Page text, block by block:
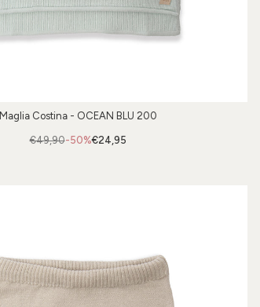
Maglia Costina - OCEAN BLU 200
-50%
€49,90 €24,95